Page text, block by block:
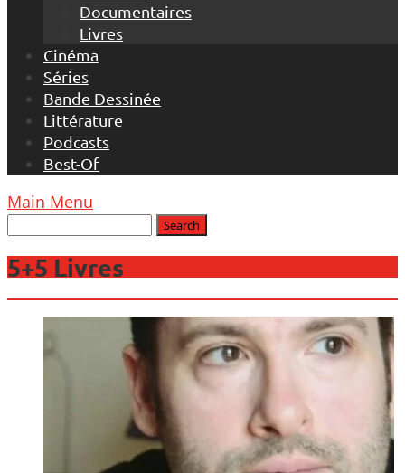
Documentaires
Livres
Cinéma
Séries
Bande Dessinée
Littérature
Podcasts
Best-Of
Main Menu
5+5 Livres